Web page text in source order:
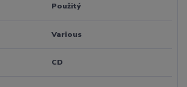
Použitý
Various
CD